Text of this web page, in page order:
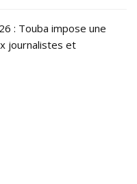
: Touba impose une
journalistes et